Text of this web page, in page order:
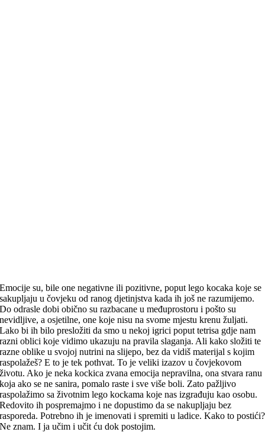
Emocije su, bile one negativne ili pozitivne, poput lego kocaka koje se
sakupljaju u čovjeku od ranog djetinjstva kada ih još ne razumijemo.
Do odrasle dobi obično su razbacane u međuprostoru i pošto su
nevidljive, a osjetilne, one koje nisu na svome mjestu krenu žuljati.
Lako bi ih bilo presložiti da smo u nekoj igrici poput tetrisa gdje nam
razni oblici koje vidimo ukazuju na pravila slaganja. Ali kako složiti te
razne oblike u svojoj nutrini na slijepo, bez da vidiš materijal s kojim
raspolažeš? E to je tek pothvat. To je veliki izazov u čovjekovom
životu. Ako je neka kockica zvana emocija nepravilna, ona stvara ranu
koja ako se ne sanira, pomalo raste i sve više boli. Zato pažljivo
raspolažimo sa životnim lego kockama koje nas izgrađuju kao osobu.
Redovito ih pospremajmo i ne dopustimo da se nakupljaju bez
rasporeda. Potrebno ih je imenovati i spremiti u ladice. Kako to postići?
Ne znam. I ja učim i učit ću dok postojim.